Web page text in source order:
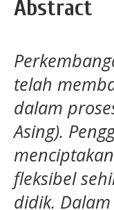
Abstract
telah
dalam
Asing).
fleksibel
didik.